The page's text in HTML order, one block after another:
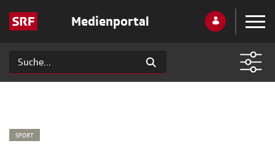
Medienportal
SPORT